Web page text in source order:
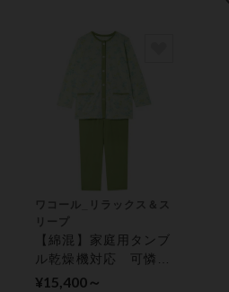
ワコール_リラックス＆ス
リープ
【綿混】家庭用タンブ
ル乾燥機対応 可憐な
イメージの野に咲く花
¥15,400～